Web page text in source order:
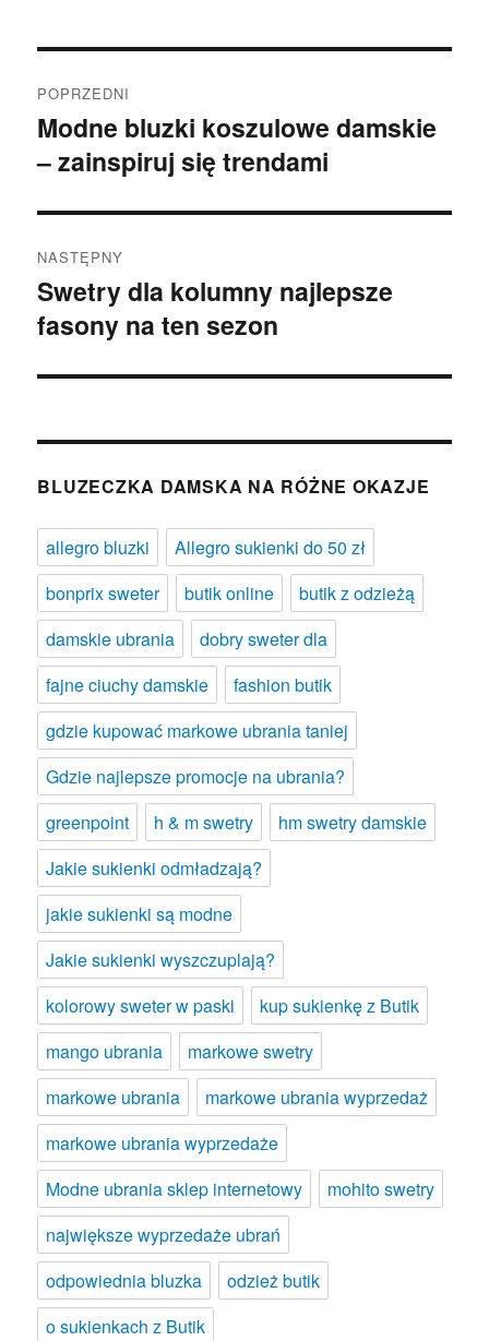
wpisu
POPRZEDNI
Poprzedni
wpis:
Modne bluzki koszulowe damskie
– zainspiruj się trendami
NASTĘPNY
Następny
wpis:
Swetry dla kolumny najlepsze
fasony na ten sezon
BLUZECZKA DAMSKA NA RÓŻNE OKAZJE
allegro bluzki
Allegro sukienki do 50 zł
bonprix sweter
butik online
butik z odzieżą
damskie ubrania
dobry sweter dla
fajne ciuchy damskie
fashion butik
gdzie kupować markowe ubrania taniej
Gdzie najlepsze promocje na ubrania?
greenpoint
h & m swetry
hm swetry damskie
Jakie sukienki odmładzają?
jakie sukienki są modne
Jakie sukienki wyszczuplają?
kolorowy sweter w paski
kup sukienkę z Butik
mango ubrania
markowe swetry
markowe ubrania
markowe ubrania wyprzedaż
markowe ubrania wyprzedaże
Modne ubrania sklep internetowy
mohito swetry
największe wyprzedaże ubrań
odpowiednia bluzka
odzież butik
o sukienkach z Butik